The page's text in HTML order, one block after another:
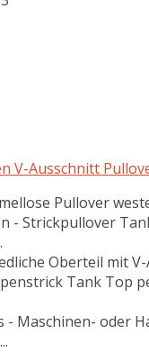
V-Ausschnitt
Pullover
- Strickpullover
Oberteil mit
Tank Top
- Maschinen- oder